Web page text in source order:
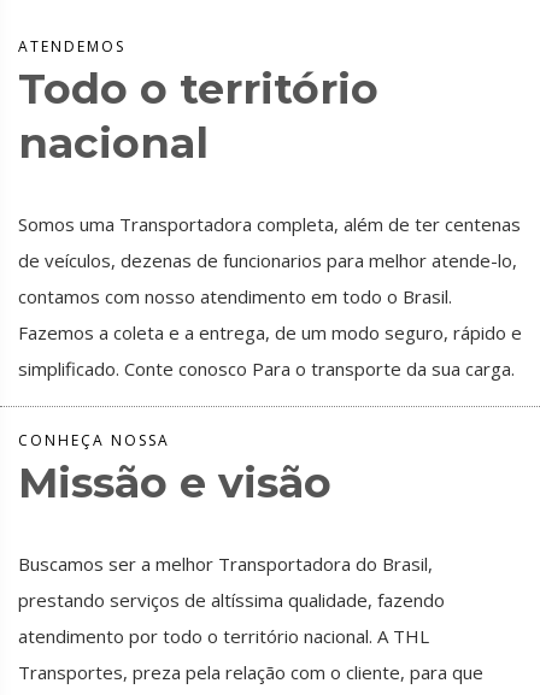
ATENDEMOS
Todo o território
nacional
Somos uma Transportadora completa, além de ter centenas
de veículos, dezenas de funcionarios para melhor atende-lo,
contamos com nosso atendimento em todo o Brasil.
Fazemos a coleta e a entrega, de um modo seguro, rápido e
simplificado. Conte conosco Para o transporte da sua carga.
CONHEÇA NOSSA
Missão e visão
Buscamos ser a melhor Transportadora do Brasil,
prestando serviços de altíssima qualidade, fazendo
atendimento por todo o território nacional. A THL
Transportes, preza pela relação com o cliente, para que